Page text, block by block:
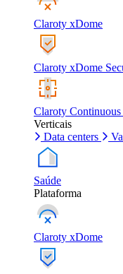
Claroty xDome
Claroty xDome
Claroty
Verticais
Data centers
Saúde
Plataforma
Claroty xDome